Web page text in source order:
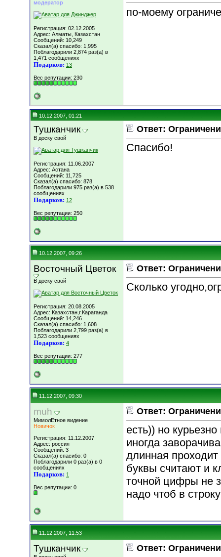
модератор
Регистрация: 02.12.2005
Адрес: Алматы, Казахстан
Сообщений: 10,249
Сказал(а) спасибо: 1,995
Поблагодарили 2,874 раз(а) в
1,471 сообщениях
Подарков: 13
Вес репутации: 230
по-моему
10.12.2007, 01:21
Тушканчик
В доску свой
Регистрация: 11.06.2007
Адрес: Астана
Сообщений: 11,725
Сказал(а) спасибо: 878
Поблагодарили 975 раз(а) в 538
сообщениях
Подарков: 12
Вес репутации: 250
Ответ:
Спасибо!
10.12.2007, 09:26
Восточный Цветок
В доску свой
Регистрация: 20.08.2005
Адрес: Казахстан,г.Караганда
Сообщений: 14,246
Сказал(а) спасибо: 1,608
Поблагодарили 2,799 раз(а) в
1,523 сообщениях
Подарков: 4
Вес репутации: 277
Ответ:
Сколько
11.12.2007, 09:30
muh
МимолЕтное видение
Новичок
Регистрация: 11.12.2007
Адрес: россия
Сообщений: 3
Сказал(а) спасибо: 0
Поблагодарили 0 раз(а) в 0
сообщениях
Подарков: 1
Вес репутации: 0
Ответ:
есть)) но
иногда
длинная проходит
буквы считают и
точной цифры не
надо чтоб в
11.12.2007, 11:53
Тушканчик Ответ: